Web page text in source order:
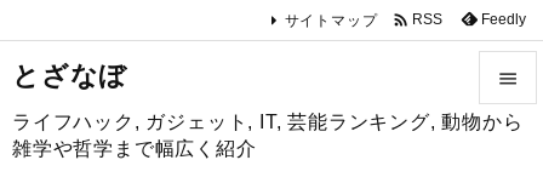
とざなぼ
ライフハック, ガジェット, IT, 芸能ランキング, 動物から
雑学や哲学まで幅広く紹介


サイトマップ  RSS Feedly